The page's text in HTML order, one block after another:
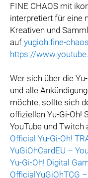
FINE CHAOS mit
interpretiert für eine
Kreativen und
auf yugioh.fine-
https://
Wer sich über die
und alle
möchte, sollte sich
offiziellen Yu-Gi-Oh!
YouTube und Twitch
Official Yu-Gi-Oh!
YuGiOhCardEU –
Yu-Gi-Oh! Digital
OfficialYuGiOhTCG